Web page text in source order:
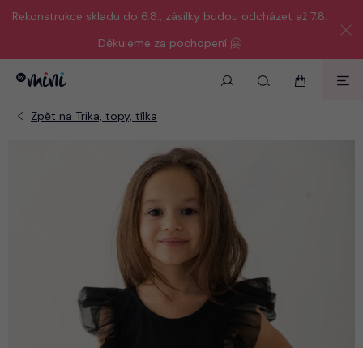
Rekonstrukce skladu do 6.8., zásilky budou odcházet až 7.8.
Děkujeme za pochopení 🤗